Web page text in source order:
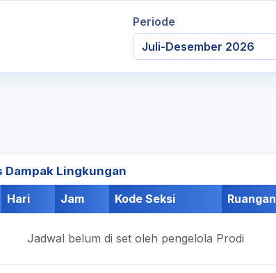
Periode
Dampak Lingkungan
Hari Jam Kode Seksi Ruangan
Jadwal belum di set oleh pengelola Prodi